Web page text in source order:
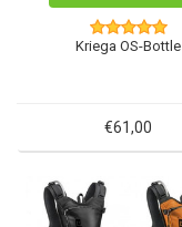
Kriega OS-Bottle
€61,00